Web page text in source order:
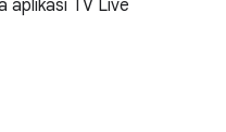
aplikasi TV Live